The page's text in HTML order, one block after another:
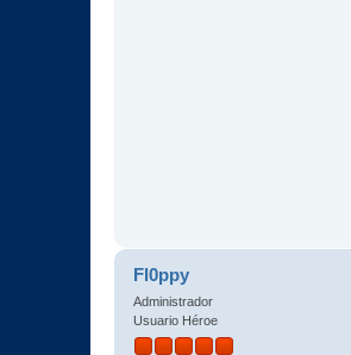
Fl0ppy
Administrador
Usuario Héroe